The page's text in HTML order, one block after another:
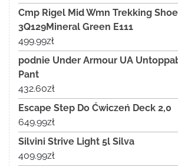
Cmp Rigel Mid Wmn Trekking
3Q129Mineral Green E111
499.99zł
podnie Under Armour UA
Pant
432.60zł
Escape Step Do Ćwiczeń Deck 2,0
649.99zł
Silvini Strive Light 5l Silva
409.99zł